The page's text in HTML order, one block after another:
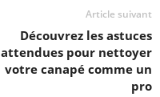
Article suivant
Découvrez les astuces
pour nettoyer
votre canapé comme un
pro